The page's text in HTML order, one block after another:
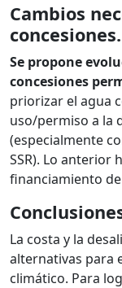
Cambios
concesiones.
Se propone
concesiones
priorizar el agua
uso/permiso a la
(especialmente
SSR). Lo anterior
financiamiento
La costa y la
alternativas para
climático. Para